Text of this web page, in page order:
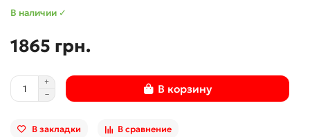
В наличии ✓
1865 грн.
В корзину
В закладки В сравнение